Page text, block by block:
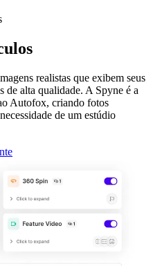
realistas que exibem seus
de alta qualidade. A Spyne é a
Autofox, criando fotos
de um estúdio